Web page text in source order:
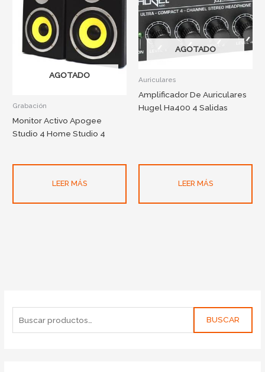
BUSCAR
AGOTADO
Grabación
Monitor Activo Apogee
Studio 4 Home Studio 4
LEER MÁS
AGOTADO
Auriculares
Amplificador De Auriculares
Hugel Ha400 4 Salidas
LEER MÁS